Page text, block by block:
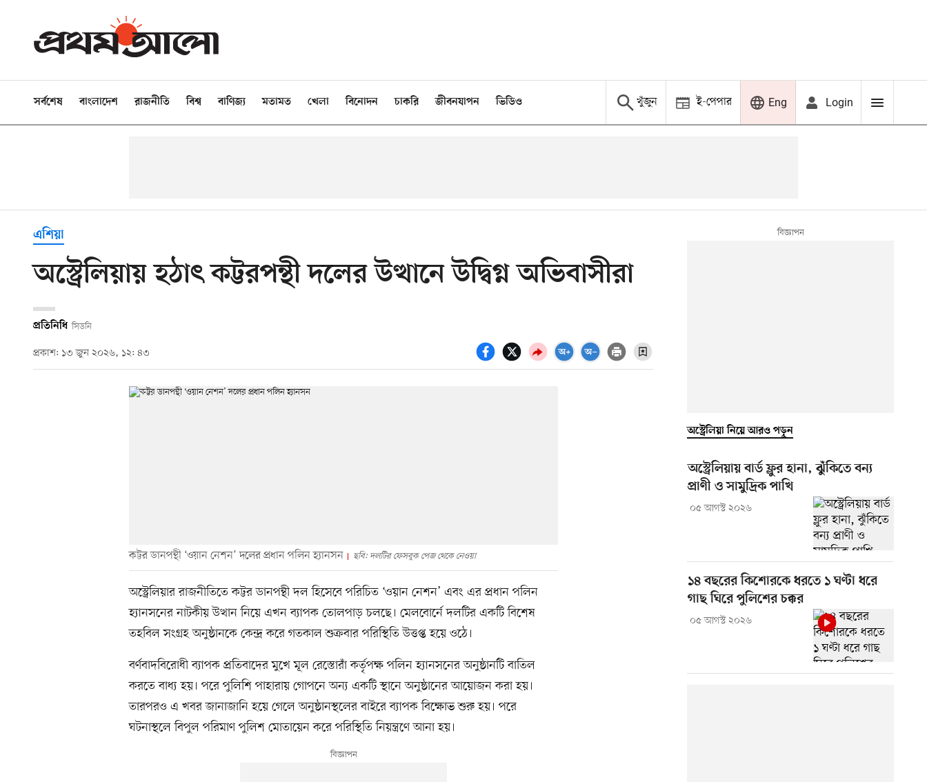
সর্বশেষ বাংলাদেশ রাজনীতি বিশ্ব বাণিজ্য মতামত খেলা বিনোদন চাকরি জীবনযাপন ভিডিও খুঁজুন ই-পেপার Eng Login
এশিয়া
অস্ট্রেলিয়ায় হঠাৎ কট্টরপন্থী দলের উত্থানে উদ্বিগ্ন অভিবাসীরা
প্রতিনিধি সিডনি
প্রকাশ: ১৩ জুন ২০২৬, ১২: ৪৩
কট্টর ডানপন্থী ‘ওয়ান নেশন’ দলের প্রধান পলিন হ্যানসন ছবি: দলটির ফেসবুক পেজ থেকে নেওয়া
অস্ট্রেলিয়ার রাজনীতিতে কট্টর ডানপন্থী দল হিসেবে পরিচিত ‘ওয়ান নেশন’ এবং এর প্রধান পলিন
হ্যানসনের নাটকীয় উত্থান নিয়ে এখন ব্যাপক তোলপাড় চলছে। মেলবোর্নে দলটির একটি বিশেষ
তহবিল সংগ্রহ অনুষ্ঠানকে কেন্দ্র করে গতকাল শুক্রবার পরিস্থিতি উত্তপ্ত হয়ে ওঠে।
বর্ণবাদবিরোধী ব্যাপক প্রতিবাদের মুখে মূল রেস্তোরাঁ কর্তৃপক্ষ পলিন হ্যানসনের অনুষ্ঠানটি বাতিল
করতে বাধ্য হয়। পরে পুলিশি পাহারায় গোপনে অন্য একটি স্থানে অনুষ্ঠানের আয়োজন করা হয়।
তারপরও এ খবর জানাজানি হয়ে গেলে অনুষ্ঠানস্থলের বাইরে ব্যাপক বিক্ষোভ শুরু হয়। পরে
ঘটনাস্থলে বিপুল পরিমাণ পুলিশ মোতায়েন করে পরিস্থিতি নিয়ন্ত্রণে আনা হয়।
অস্ট্রেলিয়া নিয়ে আরও পড়ুন
অস্ট্রেলিয়ায় বার্ড ফ্লুর হানা, ঝুঁকিতে বন্য
প্রাণী ও সামুদ্রিক পাখি
০৫ আগস্ট ২০২৬
১৪ বছরের কিশোরকে ধরতে ১ ঘণ্টা ধরে
গাছ ঘিরে পুলিশের চক্কর
০৫ আগস্ট ২০২৬